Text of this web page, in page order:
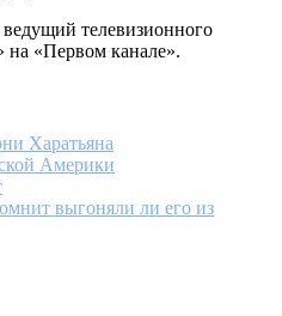
телевизионного
«Первом канале».
Харатьяна
Америки
выгоняли ли его из